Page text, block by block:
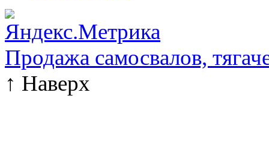
Продажа самосвалов,
↑ Наверх